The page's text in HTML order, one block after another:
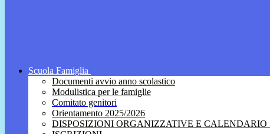
Scuola Famiglia
Documenti avvio anno scolastico
Modulistica per le famiglie
Comitato genitori
Orientamento 2025/2026
DISPOSIZIONI ORGANIZZATIVE E CALENDARIO